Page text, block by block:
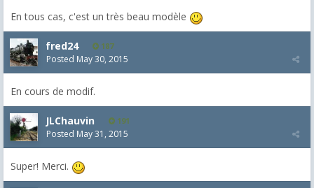
En tous cas, c'est un très beau modèle
fred24 187
Posted May 30, 2015
En cours de modif.
JLChauvin 191
Posted May 31, 2015
Super! Merci.